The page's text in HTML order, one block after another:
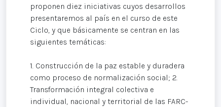
proponen diez iniciativas cuyos desarrollos
presentaremos al país en el curso de este
Ciclo, y que básicamente se centran en las
siguientes temáticas:
1. Construcción de la paz estable y duradera
como proceso de normalización social; 2.
Transformación integral colectiva e
individual, nacional y territorial de las FARC-